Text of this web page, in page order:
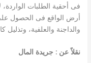
فى أحقية الطلبات
أرض الواقع فى الحصول
والداجنة والعلفية، وتذليل
نقلاً عن : جريدة المال